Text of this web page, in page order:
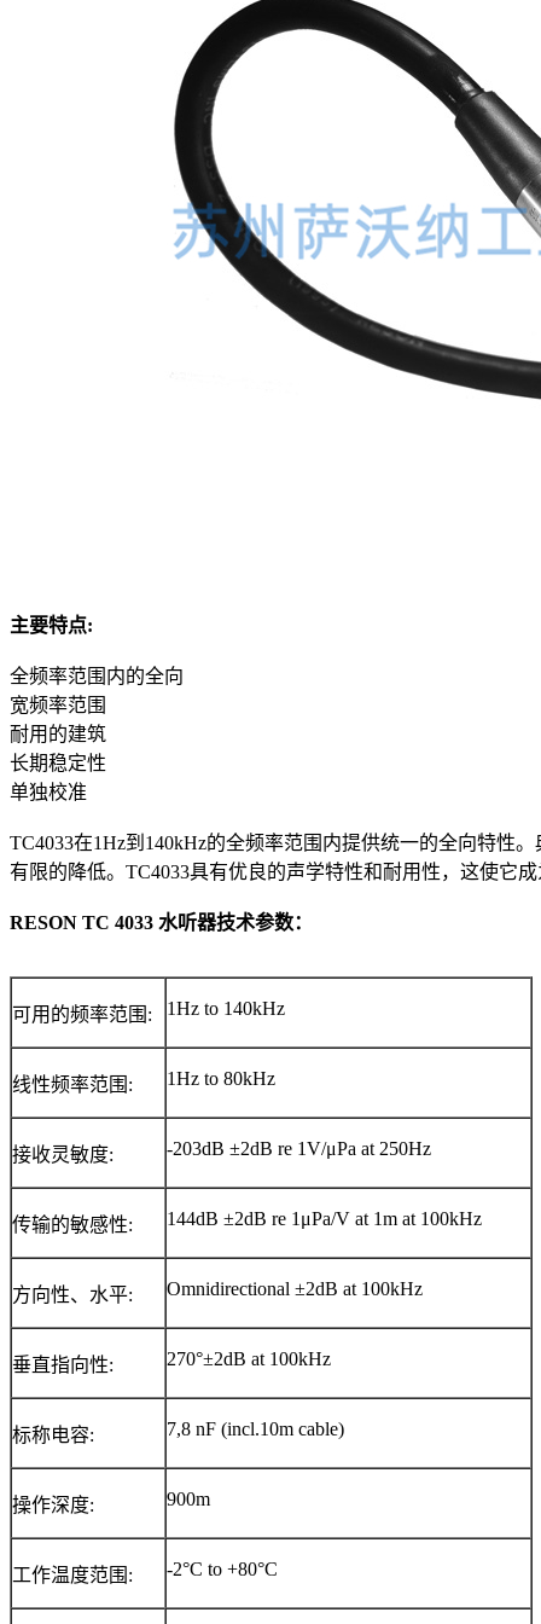
主要特点:
全频率范围内的全向
宽频率范围
耐用的建筑
长期稳定性
单独校准
TC4033在1Hz到140kHz的全频率范围内提供统一的全向特性
有限的降低。TC4033具有优良的声学特性和耐用性，这使它
RESON TC 4033 水听器技术参数：
可用的频率范围: 1Hz to 140kHz
线性频率范围: 1Hz to 80kHz
接收灵敏度: -203dB ±2dB re 1V/μPa at 250Hz
传输的敏感性: 144dB ±2dB re 1μPa/V at 1m at 100kHz
方向性、水平: Omnidirectional ±2dB at 100kHz
垂直指向性: 270°±2dB at 100kHz
标称电容: 7,8 nF (incl.10m cable)
操作深度: 900m
工作温度范围: -2°C to +80°C